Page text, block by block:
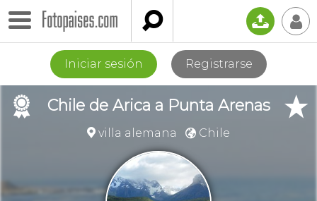
 📤 👤
Iniciar sesión Registrarse
Chile de Arica a Punta Arenas
 villa alemana  Chile
🏉 ★